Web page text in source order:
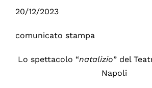
20/12/2023
comunicato stampa
Lo spettacolo “natalizio” del
Napoli